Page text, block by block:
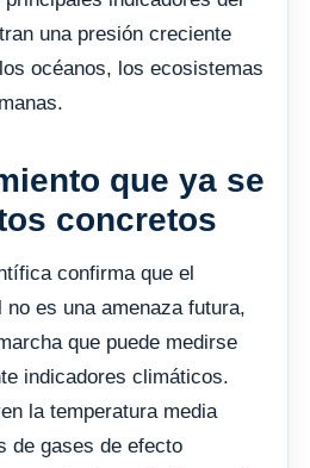
una presión creciente
océanos, los ecosistemas
que ya se
concretos
confirma que el
es una amenaza futura,
que puede medirse
indicadores climáticos.
la temperatura media
de gases de efecto